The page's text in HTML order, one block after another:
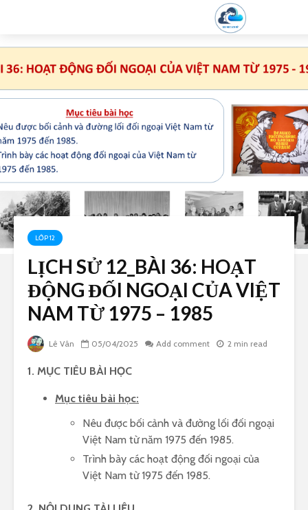
LỚP 12
LỊCH SỬ 12_BÀI 36: HOẠT
ĐỘNG ĐỐI NGOẠI CỦA VIỆT
NAM TỪ 1975 – 1985
Lê Vân 05/04/2025 Add comment 2 min read
1. MỤC TIÊU BÀI HỌC
Mục tiêu bài học:
Nêu được bối cảnh và đường lối đối ngoại
Việt Nam từ năm 1975 đến 1985.
Trình bày các hoạt động đối ngoại của
Việt Nam từ 1975 đến 1985.